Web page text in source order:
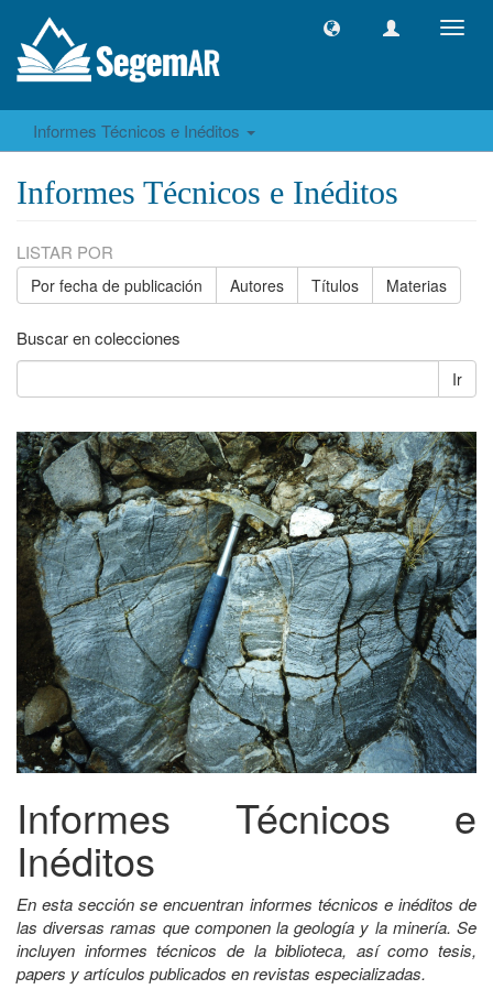
Informes Técnicos e Inéditos
Informes Técnicos e Inéditos
LISTAR POR
Por fecha de publicación Autores Títulos Materias
Buscar en colecciones
Ir
Informes Técnicos e
Inéditos
En esta sección se encuentran informes técnicos e inéditos de
las diversas ramas que componen la geología y la minería. Se
incluyen informes técnicos de la biblioteca, así como tesis,
papers y artículos publicados en revistas especializadas.